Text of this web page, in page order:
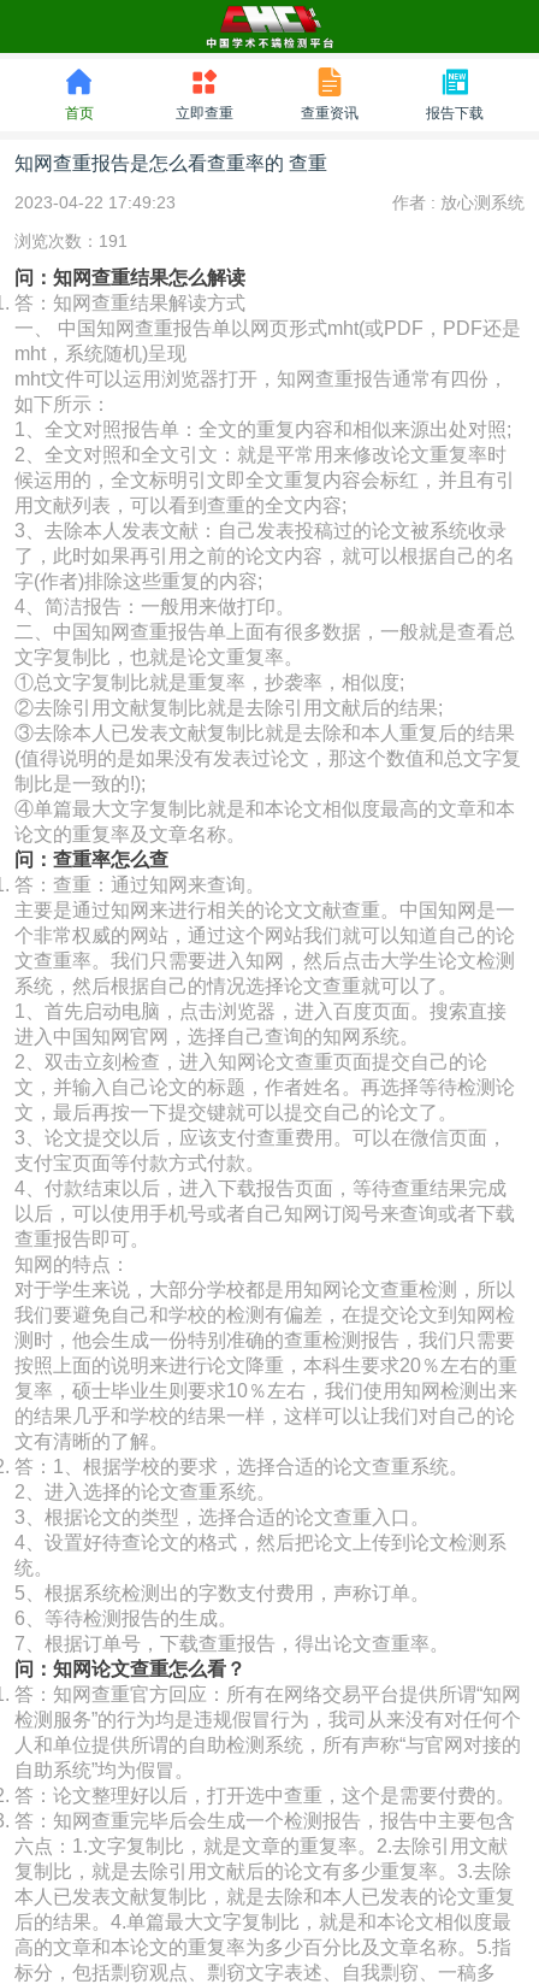
首页 立即查重 查重资讯 报告下载
知网查重报告是怎么看查重率的 查重
2023-04-22 17:49:23 作者 : 放心测系统
浏览次数：191
问：知网查重结果怎么解读
答：知网查重结果解读方式
一、 中国知网查重报告单以网页形式mht(或PDF，PDF还是
mht，系统随机)呈现
mht文件可以运用浏览器打开，知网查重报告通常有四份，
如下所示：
1、全文对照报告单：全文的重复内容和相似来源出处对照;
2、全文对照和全文引文：就是平常用来修改论文重复率时
候运用的，全文标明引文即全文重复内容会标红，并且有引
用文献列表，可以看到查重的全文内容;
3、去除本人发表文献：自己发表投稿过的论文被系统收录
了，此时如果再引用之前的论文内容，就可以根据自己的名
字(作者)排除这些重复的内容;
4、简洁报告：一般用来做打印。
二、中国知网查重报告单上面有很多数据，一般就是查看总
文字复制比，也就是论文重复率。
①总文字复制比就是重复率，抄袭率，相似度;
②去除引用文献复制比就是去除引用文献后的结果;
③去除本人已发表文献复制比就是去除和本人重复后的结果
(值得说明的是如果没有发表过论文，那这个数值和总文字复
制比是一致的!);
④单篇最大文字复制比就是和本论文相似度最高的文章和本
论文的重复率及文章名称。
问：查重率怎么查
答：查重：通过知网来查询。
主要是通过知网来进行相关的论文文献查重。中国知网是一
个非常权威的网站，通过这个网站我们就可以知道自己的论
文查重率。我们只需要进入知网，然后点击大学生论文检测
系统，然后根据自己的情况选择论文查重就可以了。
1、首先启动电脑，点击浏览器，进入百度页面。搜索直接
进入中国知网官网，选择自己查询的知网系统。
2、双击立刻检查，进入知网论文查重页面提交自己的论
文，并输入自己论文的标题，作者姓名。再选择等待检测论
文，最后再按一下提交键就可以提交自己的论文了。
3、论文提交以后，应该支付查重费用。可以在微信页面，
支付宝页面等付款方式付款。
4、付款结束以后，进入下载报告页面，等待查重结果完成
以后，可以使用手机号或者自己知网订阅号来查询或者下载
查重报告即可。
知网的特点：
对于学生来说，大部分学校都是用知网论文查重检测，所以
我们要避免自己和学校的检测有偏差，在提交论文到知网检
测时，他会生成一份特别准确的查重检测报告，我们只需要
按照上面的说明来进行论文降重，本科生要求20％左右的重
复率，硕士毕业生则要求10％左右，我们使用知网检测出来
的结果几乎和学校的结果一样，这样可以让我们对自己的论
文有清晰的了解。
答：1、根据学校的要求，选择合适的论文查重系统。
2、进入选择的论文查重系统。
3、根据论文的类型，选择合适的论文查重入口。
4、设置好待查论文的格式，然后把论文上传到论文检测系
统。
5、根据系统检测出的字数支付费用，声称订单。
6、等待检测报告的生成。
7、根据订单号，下载查重报告，得出论文查重率。
问：知网论文查重怎么看？
答：知网查重官方回应：所有在网络交易平台提供所谓“知网
检测服务”的行为均是违规假冒行为，我司从来没有对任何个
人和单位提供所谓的自助检测系统，所有声称“与官网对接的
自助系统”均为假冒。
答：论文整理好以后，打开选中查重，这个是需要付费的。
答：知网查重完毕后会生成一个检测报告，报告中主要包含
六点：1.文字复制比，就是文章的重复率。2.去除引用文献
复制比，就是去除引用文献后的论文有多少重复率。3.去除
本人已发表文献复制比，就是去除和本人已发表的论文重复
后的结果。4.单篇最大文字复制比，就是和本论文相似度最
高的文章和本论文的重复率为多少百分比及文章名称。5.指
标分，包括剽窃观点、剽窃文字表述、自我剽窃、一稿多